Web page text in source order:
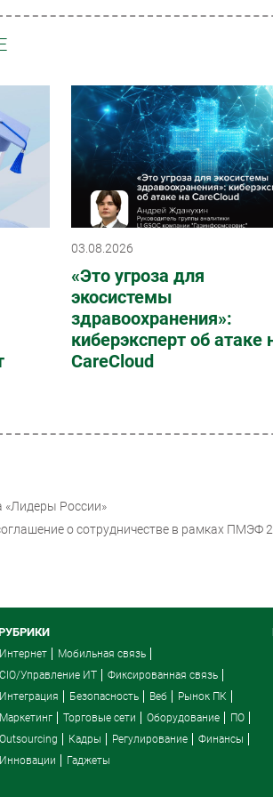
03.08.2026
«Это угроза для
экосистемы
здравоохранения»:
киберэксперт об атаке
CareCloud
«Лидеры России»
о сотрудничестве в рамках ПМЭФ
Интернет
Мобильная связь
CIO/Управление ИТ
Фиксированная связь
Интеграция
Безопасность Веб
Рынок ПК
Маркетинг
Торговые сети Оборудование
ПО
Outsourcing
Кадры Регулирование
Финансы
Инновации
Гаджеты